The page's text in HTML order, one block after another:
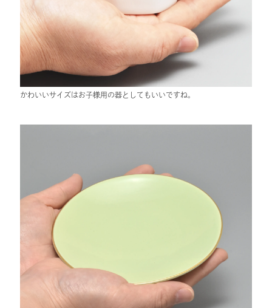
かわいいサイズはお子様用の器としてもいいですね。